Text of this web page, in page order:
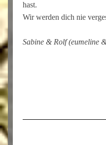
hast.
Wir werden dich nie
Sabine & Rolf (eumeline